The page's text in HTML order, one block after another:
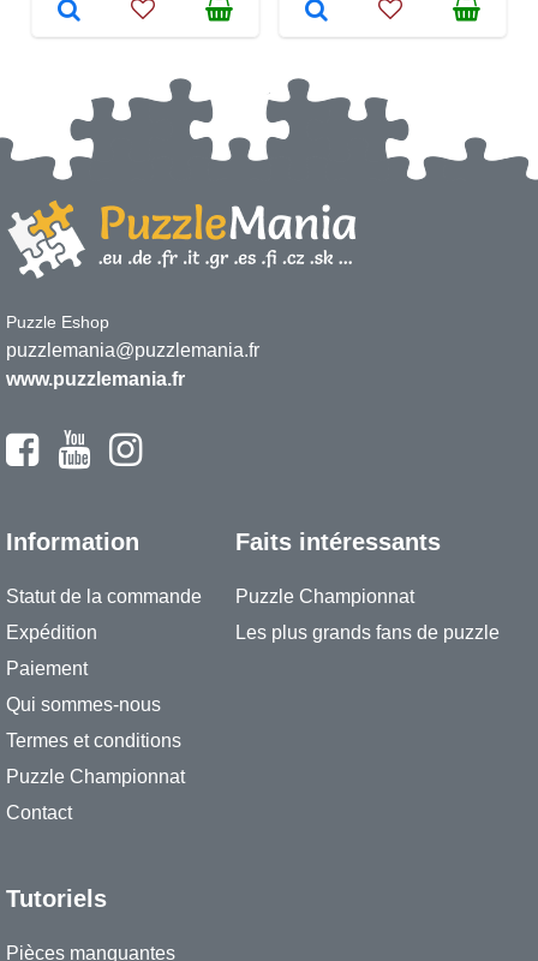
Puzzle Eshop
puzzlemania@puzzlemania.fr
www.puzzlemania.fr
Information
Statut de la commande
Expédition
Paiement
Qui sommes-nous
Termes et conditions
Puzzle Championnat
Contact
Faits intéressants
Puzzle Championnat
Les plus grands fans de puzzle
Tutoriels
Pièces manquantes